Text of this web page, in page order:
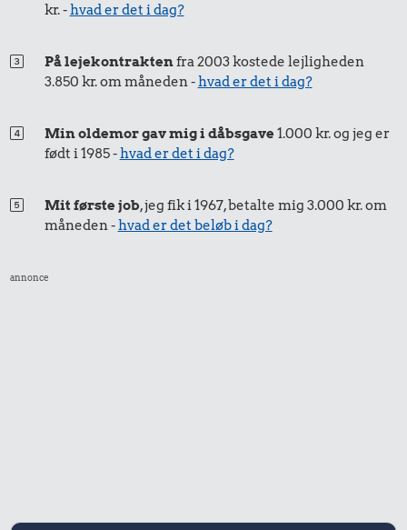
Pilsner Snaps
27 kr.
1/2 kg hakket
kr. -hvad er det i dag?
På lejekontraktenfra 2003 kostede lejligheden
3.850 kr. om måneden -hvad er det i dag?
Min oldemor gav mig i dåbsgave1.000 kr. og jeg er
født i 1985 -hvad er det i dag?
Mit første job, jeg fik i 1967, betalte mig 3.000 kr. om
måneden -hvad er det beløb i dag?
annonce